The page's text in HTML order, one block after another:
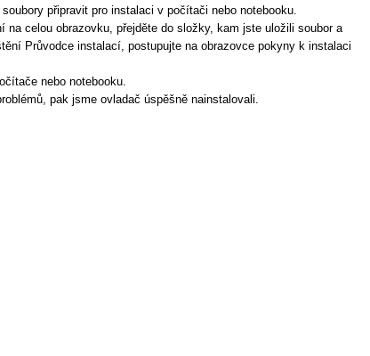
připravit pro instalaci v počítači nebo notebooku.
na celou obrazovku, přejděte do složky, kam jste uložili soubor a
Průvodce instalací, postupujte na obrazovce pokyny k instalaci
nebo notebooku.
pak jsme ovladač úspěšně nainstalovali.